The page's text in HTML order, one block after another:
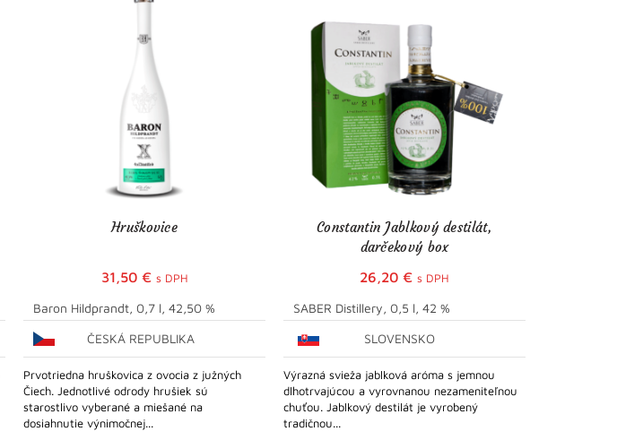
Hruškovice
31,50 € s DPH
Baron Hildprandt, 0,7 l, 42,50 %
ČESKÁ REPUBLIKA
Prvotriedna hruškovica z ovocia z južných
Čiech. Jednotlivé odrody hrušiek sú
starostlivo vyberané a miešané na
dosiahnutie výnimočnej...
Constantin Jablkový destilát,
darčekový box
26,20 € s DPH
SABER Distillery, 0,5 l, 42 %
SLOVENSKO
Výrazná svieža jablková aróma s jemnou
dlhotrvajúcou a vyrovnanou nezameniteľnou
chuťou. Jablkový destilát je vyrobený
tradičnou...